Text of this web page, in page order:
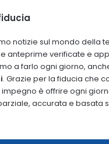
notizie sul mondo della
anteprime verificate e
a farlo ogni giorno,
. Grazie per la fiducia che
è offrire ogni
accurata e basata